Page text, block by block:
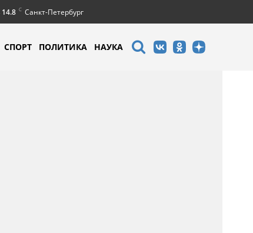
14.8 C Санкт-Петербург
СПОРТ ПОЛИТИКА НАУКА